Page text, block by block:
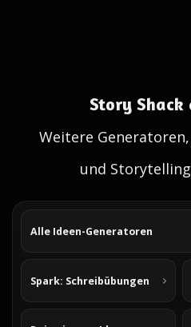
Story Shack
Weitere
und
Alle Ideen-Generatoren
Spark: Schreibübungen